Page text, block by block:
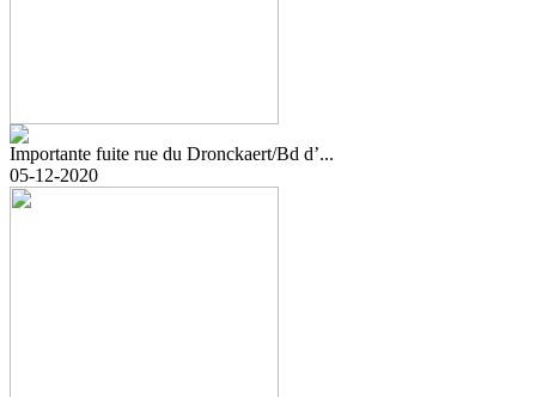
Importante fuite rue du Dronckaert/Bd d’...
05-12-2020